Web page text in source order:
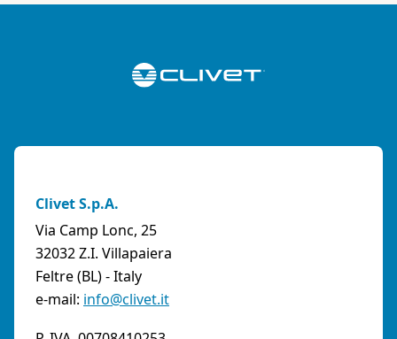
Clivet S.p.A.
Via Camp Lonc, 25
32032 Z.I. Villapaiera
Feltre (BL) - Italy
e-mail: info@clivet.it